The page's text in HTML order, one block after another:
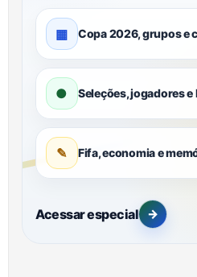
▦ Copa 2026, grupos e
● Seleções, jogadores
✎ Fifa, economia e
Acessar especial →